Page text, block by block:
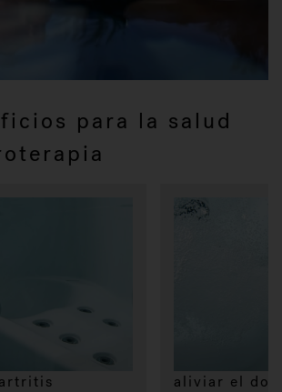
para la salud
aliviar el